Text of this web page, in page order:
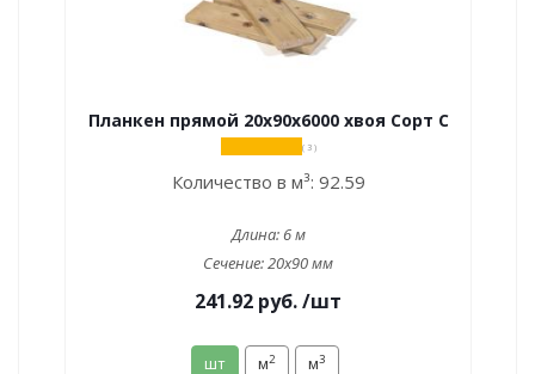
Планкен прямой 20х90х6000 хвоя Сорт С
( 3 )
Количество в м³: 92.59
Длина:6 м
Сечение:20x90 мм
241.92 руб./шт
шт м2 м3